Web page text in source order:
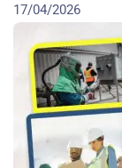
17/04/2026